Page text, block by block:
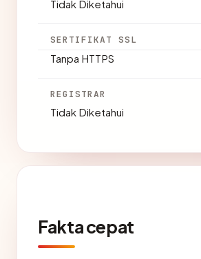
Tidak Diketahui
SERTIFIKAT SSL
Tanpa HTTPS
REGISTRAR
Tidak Diketahui
Fakta cepat